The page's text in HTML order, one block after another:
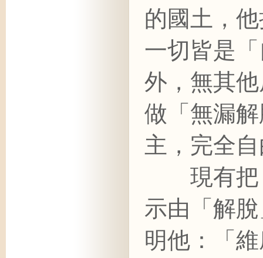
的國土，
一切皆是
外，無其
做「無漏
主，完全
現有把
示由「解
明他：「